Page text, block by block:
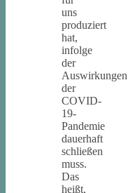
uns
produziert
hat,
infolge
der
Auswirkungen
der
COVID-
19-
Pandemie
dauerhaft
schließen
muss.
Das
heißt,